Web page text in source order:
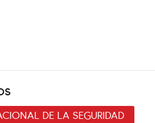
DE LA SEGURIDAD